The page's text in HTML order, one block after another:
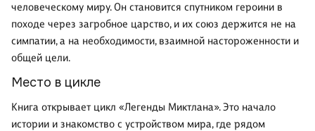
человеческому миру. Он становится спутником героини в
походе через загробное царство, и их союз держится не на
симпатии, а на необходимости, взаимной настороженности и
общей цели.
Место в цикле
Книга открывает цикл «Легенды Миктлана». Это начало
истории и знакомство с устройством мира, где рядом